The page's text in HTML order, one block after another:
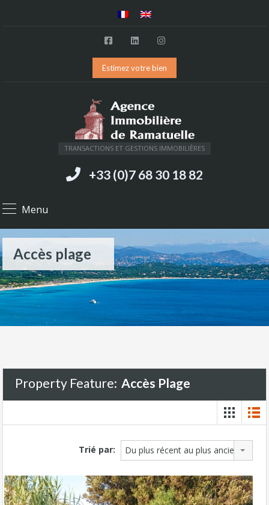
Estimez votre bien
TRANSACTIONS ET GESTIONS IMMOBILIÈRES
+33 (0)7 68 30 18 82
Menu
Accès plage
Property Feature: Accès Plage
Trié par: Du plus récent au plus ancien